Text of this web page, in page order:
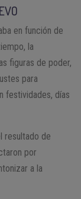
en función de
la
figuras de poder,
para
festividades, días
resultado de
por
a la